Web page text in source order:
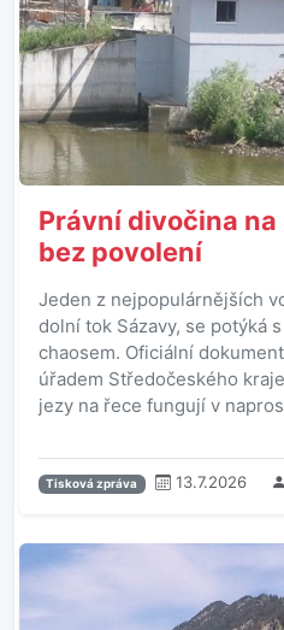
Právní divočina na
bez povolení
Jeden z nejpopulárnějších
dolní tok Sázavy, se potýká
chaosem. Oficiální
úřadem Středočeského
jezy na řece fungují v
Tisková zpráva 13.7.2026